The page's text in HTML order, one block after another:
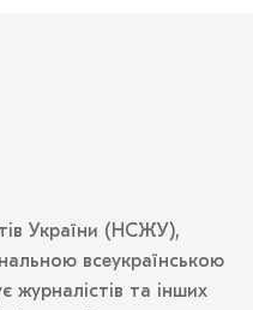
України (НСЖУ),
всеукраїнською
журналістів та інших